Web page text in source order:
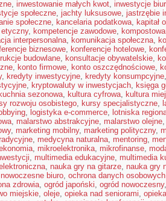
, inwestowanie małych kwot, inwestycje
społeczne, jachty luksusowe, jastrzębie
społeczne, kancelaria podatkowa, kapitał
, kompetencje zawodowe,
interpersonalna, komunikacja społeczna,
biznesowe, konferencje hotelowe,
budowlane, konsultacje obywatelskie,
, konto firmowe, konto oszczędnościowe,
, kredyty inwestycyjne, kredyty konsumpcyjne
, kryptowaluty w inwestycjach, księga
kuchnia sezonowa, kultura cyfrowa, kultura
rozwoju osobistego, kursy specjalistyczne,
, logistyka e-commerce, lotniska
, malarstwo abstrakcyjne, malarstwo olejne
, marketing mobilny, marketing polityczny,
, medycyna naturalna, mentoring,
, mikroelektronika, mikrofinanse,
, multimedia edukacyjne, multimedia
, nauka gry na gitarze, nauka gry
nowoczesne biuro, ochrona danych osobowych
zdrowia, ogród japoński, ogród nowoczesny
miejskie, oleje, opieka nad seniorami,